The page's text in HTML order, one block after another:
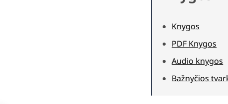
Knygos
PDF Knygos
Audio knygos
Bažnyčios